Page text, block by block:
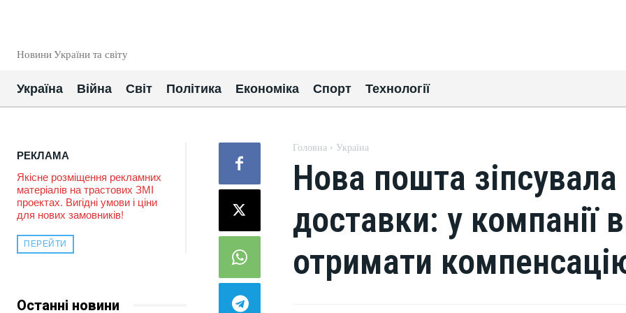
Новини України та світу
Україна Війна Світ Політика Економіка Спорт Технології
РЕКЛАМА
Якісне розміщення рекламних
матеріалів на трастових ЗМІ
проектах. Вигідні умови і ціни
для нових замовників!
ПЕРЕЙТИ
Останні новини
Головна Україна
Нова пошта
доставки: у компанії
отримати